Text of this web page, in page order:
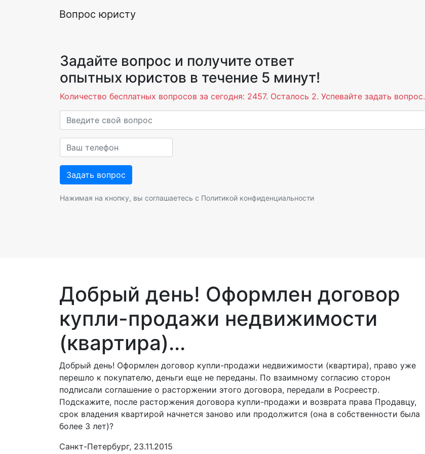
Вопрос юристу
Задайте вопрос и получите ответ
опытных юристов в течение 5 минут!
Количество бесплатных вопросов за сегодня: 2457. Осталось 2. Успевайте задать вопрос.
Нажимая на кнопку, вы соглашаетесь с Политикой конфиденциальности
Добрый день! Оформлен договор
купли-продажи недвижимости
(квартира)...
Добрый день! Оформлен договор купли-продажи недвижимости (квартира), право уже
перешло к покупателю, деньги еще не переданы. По взаимному согласию сторон
подписали соглашение о расторжении этого договора, передали в Росреестр.
Подскажите, после расторжения договора купли-продажи и возврата права Продавцу,
срок владения квартирой начнется заново или продолжится (она в собственности была
более 3 лет)?
Санкт-Петербург, 23.11.2015